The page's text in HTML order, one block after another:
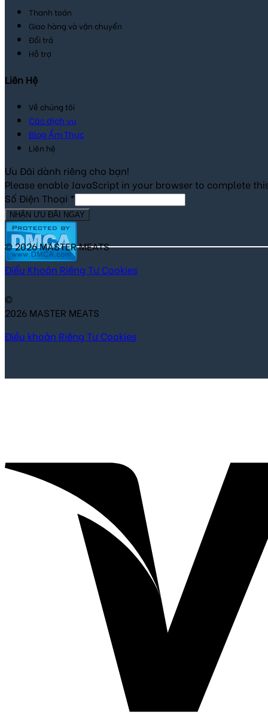
Thanh toán
Giao hàng và vận chuyển
Đổi trả
Hỗ trợ
Liên Hệ
Về chúng tôi
Các dịch vụ
Blog Ẩm Thực
Liên hệ
Ưu Đãi dành riêng cho bạn!
Please enable JavaScript in your browser to complete
Số Điện Thoại *
NHẬN ƯU ĐÃI NGAY
© 2026 MASTER MEATS
Điểu Khoản Riêng Tư Cookies
©
2026 MASTER MEATS
Điều khoản Riêng Tư Cookies